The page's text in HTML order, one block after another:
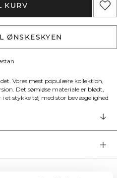
KURV
ØNSKESKYEN
Vores mest populære kollektion,
Det sømløse materiale er blødt,
i et stykke tøj med stor bevægelighed
til mange forskellige typer
nyeste sømløse teknologi for at øge
og slidstærkt materiale. ICIW-logo